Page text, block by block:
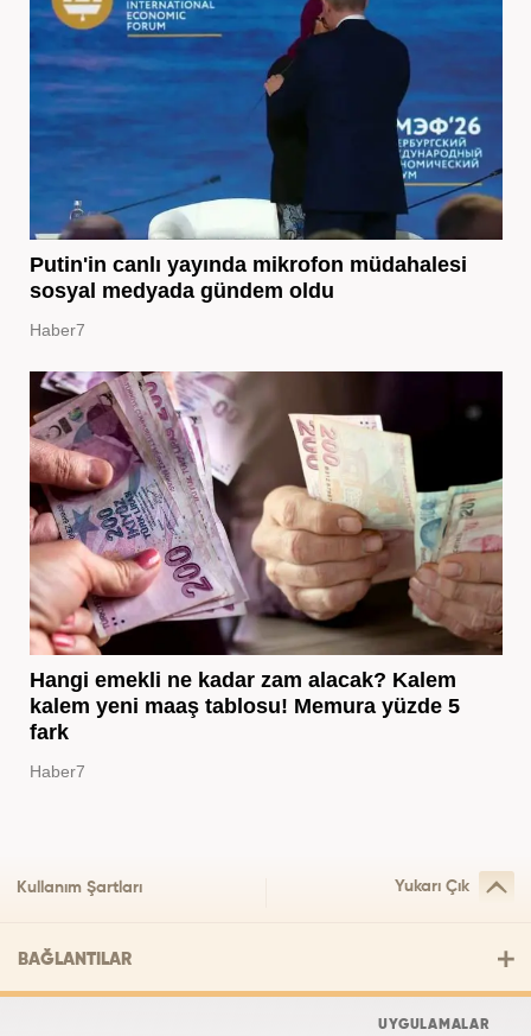
Putin'in canlı yayında mikrofon müdahalesi
sosyal medyada gündem oldu
Haber7
Hangi emekli ne kadar zam alacak? Kalem
kalem yeni maaş tablosu! Memura yüzde 5
fark
Haber7
Kullanım Şartları Yukarı Çık
BAĞLANTILAR
UYGULAMALAR